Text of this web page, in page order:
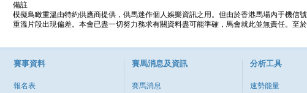
備註
模擬鳥瞰重溫由特約供應商提供，供馬迷作個人娛樂資訊之用。但由於香港馬場內手機信
重溫片段出現偏差。本會已盡一切努力務求有關資料盡可能準確，馬會就此並無責任。至
賽事資料
報名表
賽馬消息及資訊
賽馬消息
分析工具
速勢能量